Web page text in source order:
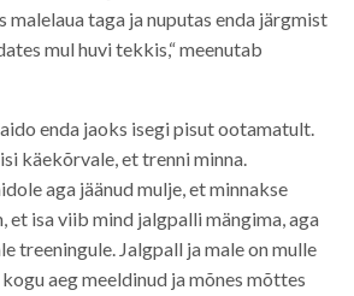
malelaua taga ja nuputas enda järgmist
mul huvi tekkis,“ meenutab
enda jaoks isegi pisut ootamatult.
käekõrvale, et trenni minna.
aga jäänud mulje, et minnakse
et isa viib mind jalgpalli mängima, aga
treeningule. Jalgpall ja male on mulle
aeg meeldinud ja mõnes mõttes